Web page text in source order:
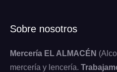
Sobre nosotros
Mercería EL ALMACÉN
mercería y lencería.